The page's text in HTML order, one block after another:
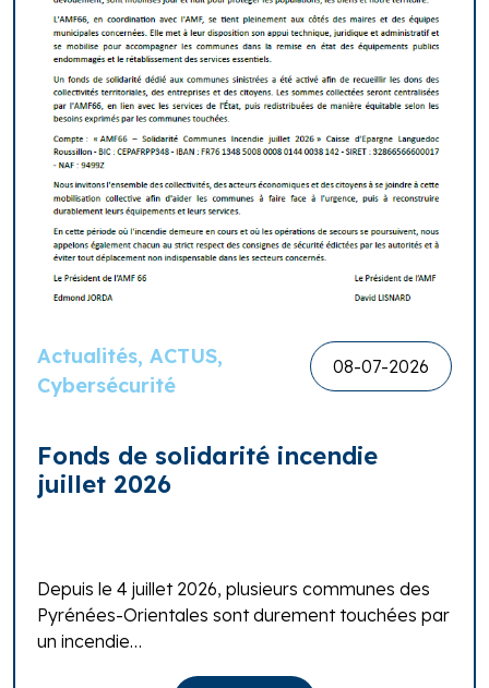
Actualités, ACTUS,
Cybersécurité
08-07-2026
Fonds de solidarité incendie
juillet 2026
Depuis le 4 juillet 2026, plusieurs communes des
Pyrénées-Orientales sont durement touchées par
un incendie…